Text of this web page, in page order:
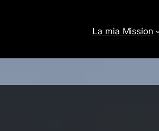
La mia Mission